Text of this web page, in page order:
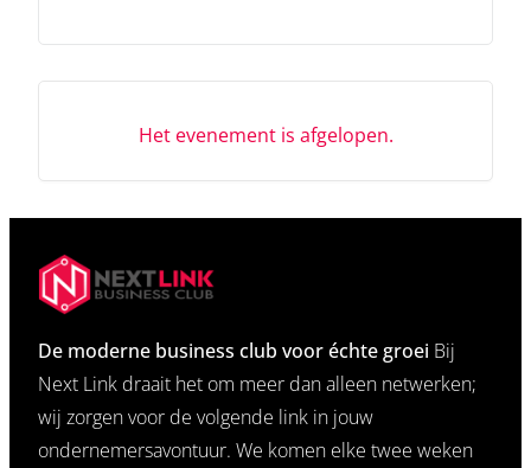
Het evenement is afgelopen.
De moderne business club voor échte groei Bij
Next Link draait het om meer dan alleen netwerken;
wij zorgen voor de volgende link in jouw
ondernemersavontuur. We komen elke twee weken